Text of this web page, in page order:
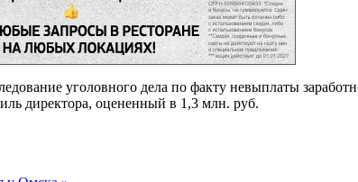
уголовного дела по факту невыплаты
директора, оцененный в 1,3 млн. руб.